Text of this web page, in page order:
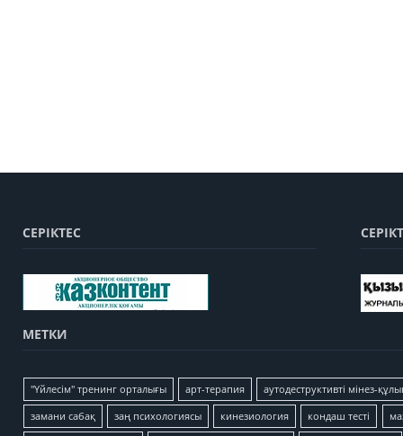
СЕРІКТЕС
МЕТКИ
"Үйлесім" тренинг орталығы арт-терапия аутодеструктивті мінез-
замани сабақ заң психологиясы кинезиология кондаш тесті